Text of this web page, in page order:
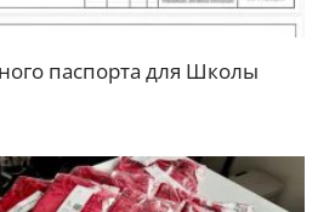
паспорта для Школы